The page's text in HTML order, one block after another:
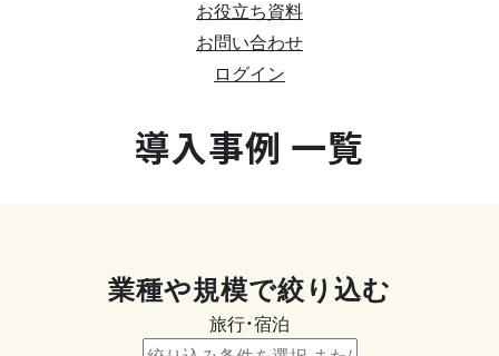
お役立ち資料
お問い合わせ
ログイン
導入事例 一覧
業種や規模で絞り込む
旅行・宿泊